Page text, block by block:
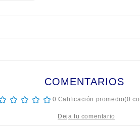
COMENTARIOS
☆ ☆ ☆ ☆ 0 Calificación promedio(0